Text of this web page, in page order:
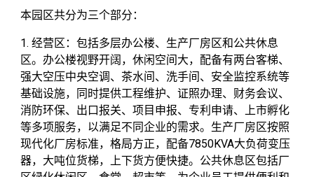
本园区共分为三个部分：
1. 经营区：包括多层办公楼、生产厂房区和公共休息
区。办公楼视野开阔，休闲空间大，配备有两台客梯、
强大空压中央空调、茶水间、洗手间、安全监控系统等
基础设施，同时提供工程维护、证照办理、财务会议、
消防环保、出口报关、项目申报、专利申请、上市孵化
等多项服务，以满足不同企业的需求。生产厂房区按照
现代化厂房标准，格局方正，配备7850KVA大负荷变压
器，大吨位货梯，上下货方便快捷。公共休息区包括厂